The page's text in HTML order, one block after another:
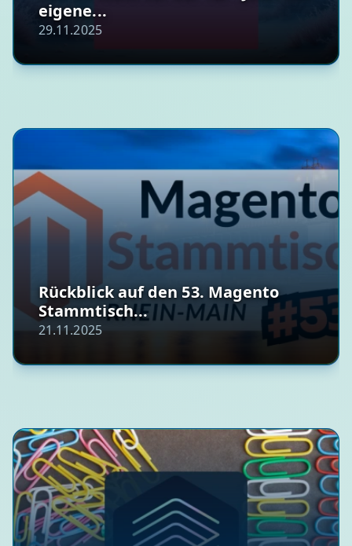
eigene...
29.11.2025
Rückblick auf den 53. Magento
Stammtisch...
21.11.2025